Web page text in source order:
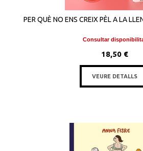
PER QUÈ NO ENS CREIX PÈL A LA
Consultar
18,50 €
VEURE DETALLS